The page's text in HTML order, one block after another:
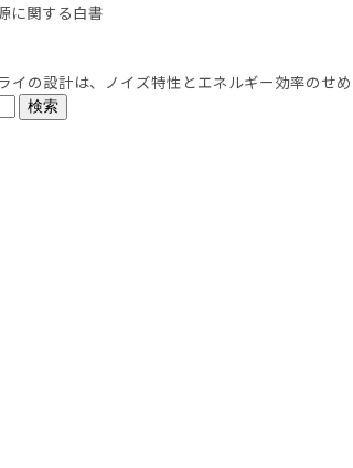
に関する白書
イの設計は、ノイズ特性とエネルギー効率のせ